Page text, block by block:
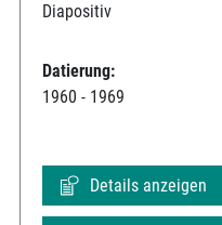
Diapositiv
Datierung:
1960 - 1969
Details anzeigen